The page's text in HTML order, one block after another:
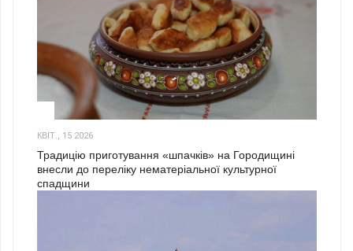
КВІТ., 15 2026
Традицію приготування «шпачків» на Городищині
внесли до переліку нематеріальної культурної
спадщини